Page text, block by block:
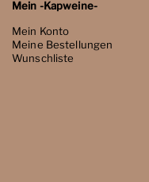
Mein -Kapweine-
Mein Konto
Meine Bestellungen
Wunschliste